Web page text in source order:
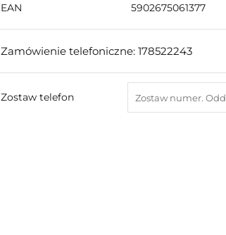
EAN 5902675061377
Zamówienie telefoniczne: 178522243
Zostaw telefon